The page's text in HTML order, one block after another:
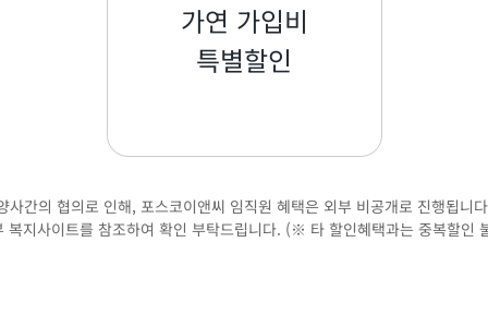
가연 가입비
특별할인
사간의 협의로 인해, 포스코이앤씨 임직원 혜택은 외부 비공개로 진행됩니
복지사이트를 참조하여 확인 부탁드립니다. (※ 타 할인혜택과는 중복할인